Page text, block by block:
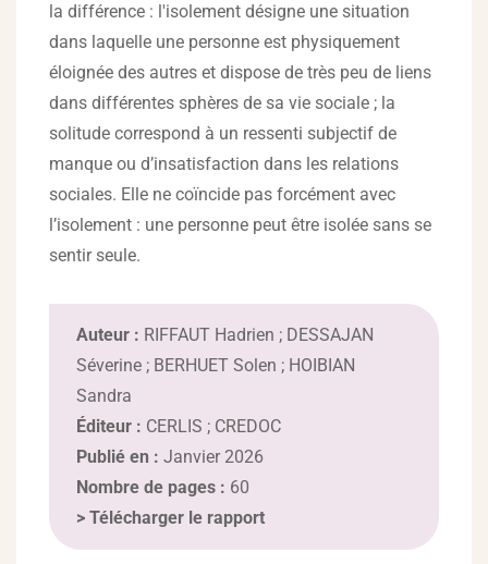
la différence : l'isolement désigne une situation
dans laquelle une personne est physiquement
éloignée des autres et dispose de très peu de liens
dans différentes sphères de sa vie sociale ; la
solitude correspond à un ressenti subjectif de
manque ou d’insatisfaction dans les relations
sociales. Elle ne coïncide pas forcément avec
l’isolement : une personne peut être isolée sans se
sentir seule.
Auteur : RIFFAUT Hadrien ; DESSAJAN
Séverine ; BERHUET Solen ; HOIBIAN
Sandra
Éditeur : CERLIS ; CREDOC
Publié en : Janvier 2026
Nombre de pages : 60
> Télécharger le rapport